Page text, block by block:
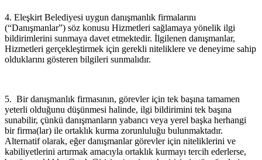
4. Eleşkirt Belediyesi uygun danışmanlık firmalarını
(“Danışmanlar”) söz konusu Hizmetleri sağlamaya yönelik ilgi
bildirimlerini sunmaya davet etmektedir. İlgilenen danışmanlar,
Hizmetleri gerçekleştirmek için gerekli niteliklere ve deneyime sahip
olduklarını gösteren bilgileri sunmalıdır.
5. Bir danışmanlık firmasının, görevler için tek başına tamamen
yeterli olduğunu düşünmesi halinde, ilgi bildirimini tek başına
sunabilir, çünkü danışmanların yabancı veya yerel başka herhangi
bir firma(lar) ile ortaklık kurma zorunluluğu bulunmaktadır.
Alternatif olarak, eğer danışmanlar görevler için niteliklerini ve
kabiliyetlerini artırmak amacıyla ortaklık kurmayı tercih ederlerse,